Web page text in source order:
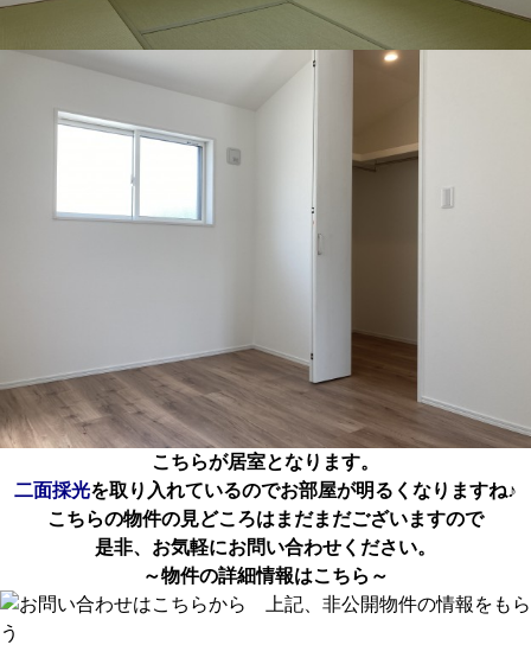
こちらが居室となります。
二面採光を取り入れているのでお部屋が明るくなりますね♪
こちらの物件の見どころはまだまだございますので
是非、お気軽にお問い合わせください。
～物件の詳細情報はこちら ～